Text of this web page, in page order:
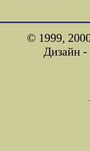
© 1999,
Дизайн -